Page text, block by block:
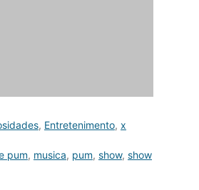
, Entretenimento, x
pum, musica, pum, show, show